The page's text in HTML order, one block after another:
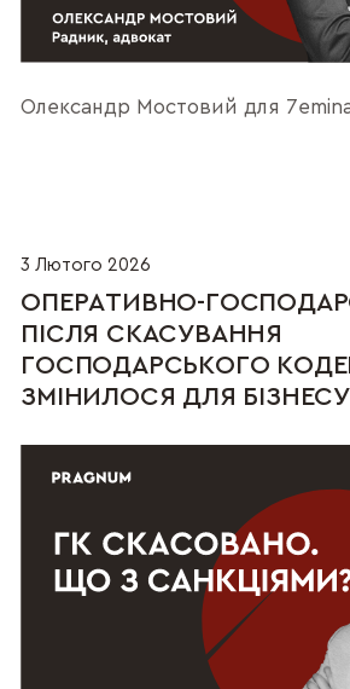
Олександр Мостовий для
3 Лютого 2026
ОПЕРАТИВНО-
ПІСЛЯ СКАСУВАННЯ
ГОСПОДАРСЬКОГО
ЗМІНИЛОСЯ ДЛЯ БІЗНЕСУ